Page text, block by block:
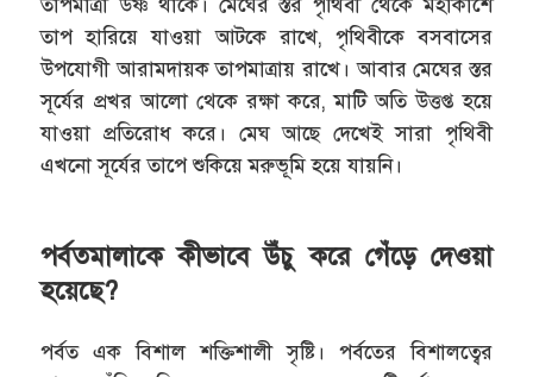
তাপ হারিয়ে যাওয়া আটকে রাখে, পৃথিবীকে বসবাসের
উপযোগী আরামদায়ক তাপমাত্রায় রাখে। আবার মেঘের স্তর
সূর্যের প্রখর আলো থেকে রক্ষা করে, মাটি অতি উত্তপ্ত হয়ে
যাওয়া প্রতিরোধ করে। মেঘ আছে দেখেই সারা পৃথিবী
এখনো সূর্যের তাপে শুকিয়ে মরুভূমি হয়ে যায়নি।
পর্বতমালাকে কীভাবে উঁচু করে গেঁড়ে দেওয়া
হয়েছে?
পর্বত এক বিশাল শক্তিশালী সৃষ্টি। পর্বতের বিশালত্বের